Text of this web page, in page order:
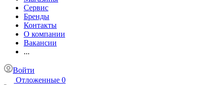
Сервис
Бренды
Контакты
О компании
Вакансии
...
Войти
Отложенные 0